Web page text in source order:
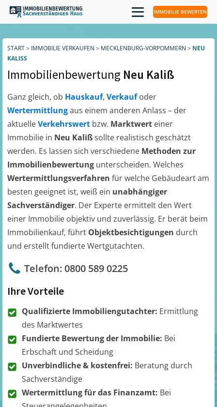
IMMOBILIE BEWERTEN
START> IMMOBILIE VERKAUFEN > MECKLENBURG-VORPOMMERN > NEU
KALISS
Immobilienbewertung Neu Kaliß
Ganz gleich, ob Hauskauf, Verkaufoder
Wertermittlungaus einem anderen Anlass – der
aktuelleVerkehrswert bzw. Marktwert einer
Immobilie in Neu Kalißsollte realistisch geschätzt
werden. Es lassen sich verschiedene Methoden zur
Immobilienbewertung unterscheiden. Welches
Wertermittlungsverfahren für welche Gebäudeart am
besten geeignet ist, weiß ein unabhängiger
Sachverständiger. Der Experte ermittelt den Wert
einer Immobilie objektiv und zuverlässig. Er berät beim
Immobilienkauf, führt Objektbesichtigungen durch
und erstellt fundierte Wertgutachten.
Telefon: 0800 589 0225
Ihre Vorteile
Qualifizierte Immobiliengutachter: Ermittlung
des Marktwertes
Fundierte Bewertung der Immobilie: Bei
Erbschaft und Scheidung
Unverbindliche & kostenfrei: Beratung durch
Sachverständige
Wertermittlung für das Finanzamt: Bei